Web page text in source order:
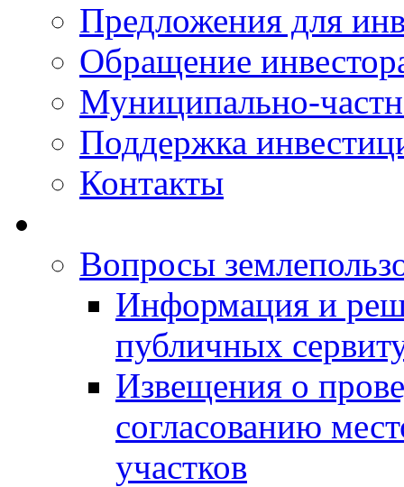
Предложения для
Обращение
Муниципально-
Поддержка
Контакты
Вопросы
Информация и
публичных
Извещения о
согласованию
участков